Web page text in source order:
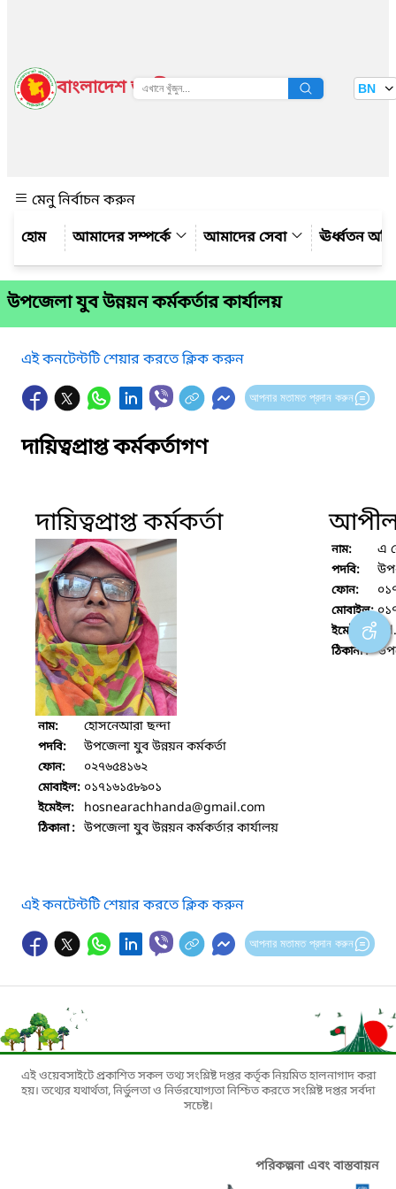
বাংলাদেশ জাতীয় তথ্য বাতায়ন BN
মেনু নির্বাচন করুন
আমাদের সম্পর্কে
আমাদের সেবা ঊর্ধ্বতন
উপজেলা যুব উন্নয়ন কর্মকর্তার কার্যালয়
এই কনটেন্টটি শেয়ার করতে ক্লিক করুন
আপনার মতামত প্রদান করুন
দায়িত্বপ্রাপ্ত কর্মকর্তাগণ
দায়িত্বপ্রাপ্ত কর্মকর্তা
নাম: হোসনেআরা ছন্দা
পদবি: উপজেলা যুব উন্নয়ন কর্মকর্তা
ফোন: ০২৭৬৫৪১৬২
মোবাইল: ০১৭১৬১৫৮৯০১
ইমেইল: hosnearachhanda@gmail.com
ঠিকানা : উপজেলা যুব উন্নয়ন কর্মকর্তার কার্যালয়
আপীল
নাম: এ
পদবি:
ফোন:
মোবাইল:
ইমেইল:
ঠিকানা :
এই কনটেন্টটি শেয়ার করতে ক্লিক করুন
আপনার মতামত প্রদান করুন
এই ওয়েবসাইটে প্রকাশিত সকল তথ্য সংশ্লিষ্ট দপ্তর কর্তৃক নিয়মিত হালনাগাদ করা
হয়। তথ্যের যথার্থতা, নির্ভুলতা ও নির্ভরযোগ্যতা নিশ্চিত করতে সংশ্লিষ্ট দপ্তর সর্বদা
সচেষ্ট।
পরিকল্পনা এবং বাস্তবায়ন